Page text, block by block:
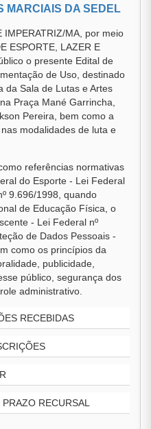
MARCIAIS DA SEDEL
IMPERATRIZ/MA, por meio
ESPORTE, LAZER E
o presente Edital de
de Uso, destinado
da Sala de Lutas e Artes
Praça Mané Garrincha,
Pereira, bem como a
modalidades de luta e
referências normativas
do Esporte - Lei Federal
9.696/1998, quando
de Educação Física, o
- Lei Federal nº
de Dados Pessoais -
como os princípios da
publicidade,
público, segurança dos
administrativo.
RECEBIDAS
RECURSAL